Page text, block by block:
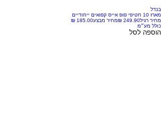
בנדל
מארז 10 חטיפי פופ אייס קפואים ייחודיים
מחיר רגיל
מחיר מבצע
כולל מע״מ
הוספה לסל